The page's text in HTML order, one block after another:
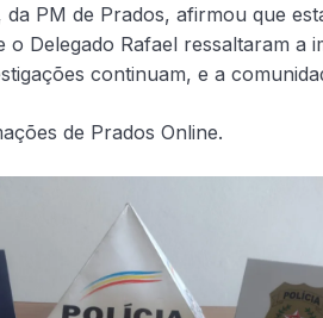
da PM de Prados, afirmou que
o Delegado Rafael ressaltaram a
continuam, e a
de Prados Online.